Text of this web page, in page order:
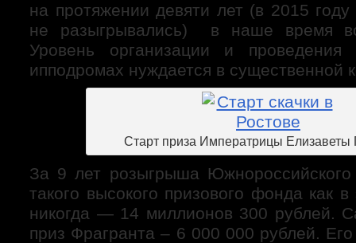
на протяжении девяти лет (в 2015
не разыгрывались) в наше время
Уровень организации и
ипподромах нуждается в существенной
Старт приза Императрицы Елизаветы
За 9 лет розыгрыша Южнороссийского
такого высокого призового фонда как
никогда — 14 миллионов 300 рублей.
приз Фрагранта – 6 000 000 рублей.